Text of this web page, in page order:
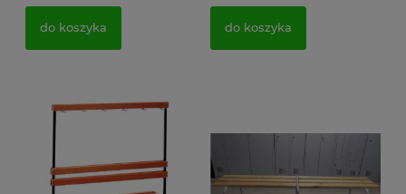
do koszyka do koszyka
3 298,00 zł